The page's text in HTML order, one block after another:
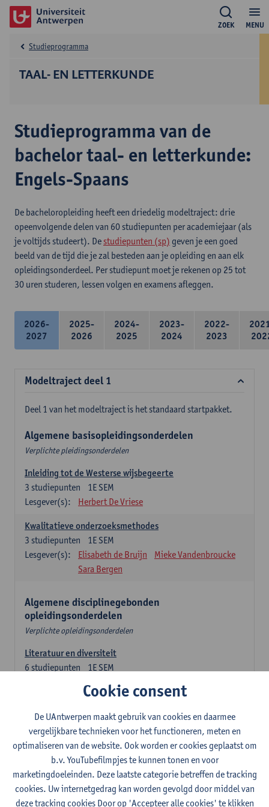
MENU
ZOEK
TAAL- EN LETTERKUNDE
Studieprogramma
Studieprogramma van de
bachelor taal- en letterkunde:
Engels-Spaans
De bacheloropleiding heeft een driedelig modeltraject: drie
opeenvolgende delen van 60 studiepunten per academiejaar (als
je voltijds studeert). De studiepunten (sp) geven je een goed
beeld van de tijd die je zal besteden aan je opleiding en aan elk
opleidingsonderdeel. Per studiepunt moet je rekenen op 25 tot
30 uren studeren, lessen volgen en examens afleggen.
2026-
2027
2025-
2026
2024-
2025
2023-
2024
2022-
2023
Modeltraject deel 1
Deel 1 van het modeltraject is het standaard startpakket.
Algemene basisopleidingsonderdelen
Verplichte pleidingsonderdelen
Inleiding tot de Westerse wijsbegeerte
1E SEM
3 studiepunten
Lesgever(s):
Herbert De Vriese
Kwalitatieve onderzoeksmethodes
1E SEM
3 studiepunten
Lesgever(s):
Elisabeth de Bruijn
Mieke Vandenbroucke
Sara Bergen
Algemene disciplinegebonden
opleidingsonderdelen
Verplichte opleidingsonderdelen
Literatuur en diversiteit
1E SEM
6 studiepunten
Remco Sleiderink
2E SEM
studiepunten
Lesgever(s):
Astrid De Wit Peter Petré
Engels: verplichte opleidingsonderdelen
Engels: taalbeheersing 1
Cookie consent
De UAntwerpen maakt gebruik van cookies en daarmee
vergelijkbare technieken voor het functioneren, meten en
optimaliseren van de website. Ook worden er cookies geplaatst om
b.v. YouTubefilmpjes te kunnen tonen en voor
marketingdoeleinden. Deze laatste categorie betreffen de tracking
cookies. Uw internetgedrag kan worden gevolgd door middel van
deze tracking cookies Door op 'Accepteer alle cookies' te klikken